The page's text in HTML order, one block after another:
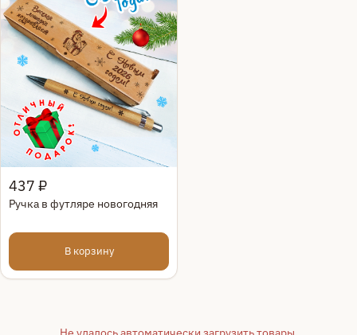
Быстрый просмотр
437 ₽
Ручка в футляре новогодняя
В корзину